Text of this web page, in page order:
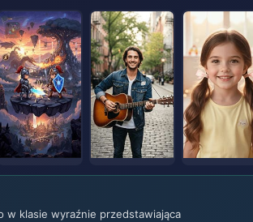
w klasie wyraźnie przedstawiająca